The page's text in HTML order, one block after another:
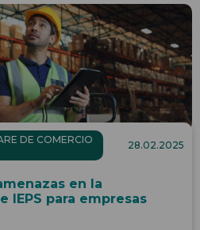
DE COMERCIO
28.02.2025
en la
IEPS para empresas